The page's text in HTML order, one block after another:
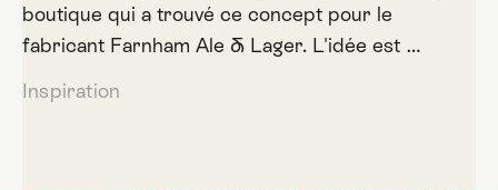
boutique qui a trouvé ce concept pour le
fabricant Farnham Ale & Lager. L'idée est …
Inspiration